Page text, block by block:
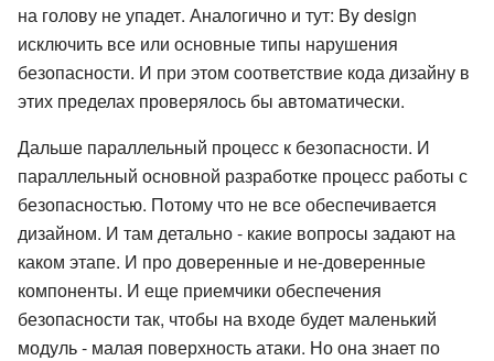
на голову не упадет. Аналогично и тут: By design
исключить все или основные типы нарушения
безопасности. И при этом соответствие кода дизайну в
этих пределах проверялось бы автоматически.
Дальше параллельный процесс к безопасности. И
параллельный основной разработке процесс работы с
безопасностью. Потому что не все обеспечивается
дизайном. И там детально - какие вопросы задают на
каком этапе. И про доверенные и не-доверенные
компоненты. И еще приемчики обеспечения
безопасности так, чтобы на входе будет маленький
модуль - малая поверхность атаки. Но она знает по